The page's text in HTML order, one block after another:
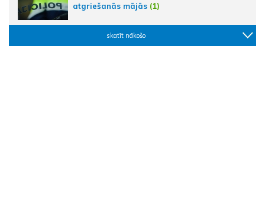
atgriešanās mājās (1)
skatīt nākošo